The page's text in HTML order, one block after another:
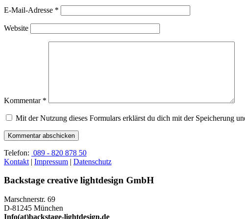
E-Mail-Adresse *
Website
Kommentar *
Mit der Nutzung dieses Formulars erklärst du dich mit der Speicherung
Telefon: 089 - 820 878 50
Kontakt | Impressum | Datenschutz
Backstage creative lightdesign GmbH
Marschnerstr. 69
D-81245 München
Info(at)backstage-lightdesign.de